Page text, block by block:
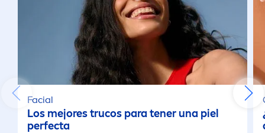
Facial
Los mejores trucos para tener una piel
perfecta